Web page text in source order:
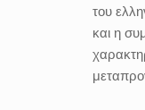
του
και η